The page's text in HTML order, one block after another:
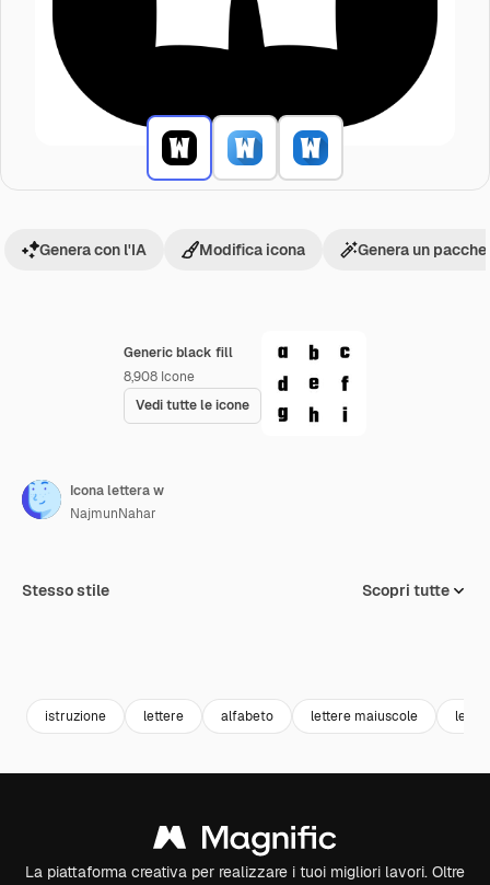
Generic black fill
8,908 Icone
Vedi tutte le icone
Genera con l'IA Modifica icona Genera un
Icona lettera w
NajmunNahar
Stesso stile Scopri tutte
istruzione lettere alfabeto lettere maiuscole
La piattaforma creativa per realizzare i tuoi migliori lavori. Oltre